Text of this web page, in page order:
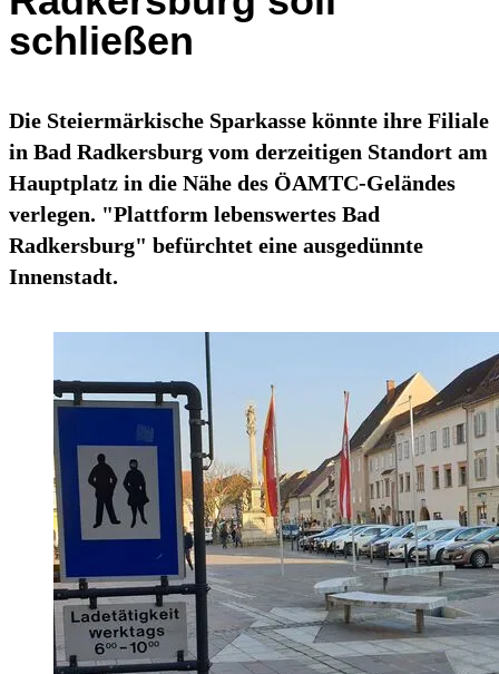
schließen
Die Steiermärkische Sparkasse könnte ihre Filiale
in Bad Radkersburg vom derzeitigen Standort am
Hauptplatz in die Nähe des ÖAMTC-Geländes
verlegen. "Plattform lebenswertes Bad
Radkersburg" befürchtet eine ausgedünnte
Innenstadt.